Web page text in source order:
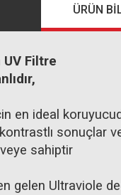
ÜRÜN
Filtre
en ideal
sonuçlar
sahiptir
gelen Ultraviole